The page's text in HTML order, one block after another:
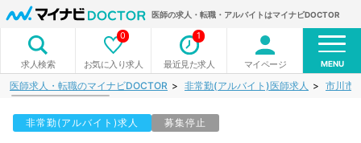
医師の求人・転職・アルバイトはマイナビDOCTOR
求人検索 お気に入り求人
0
最近見た求人
1
マイページ MENU
医師求人・転職のマイナビDOCTOR 非常勤(アルバイト)医師求人 市川市
非常勤(アルバイト)求人 募集停止